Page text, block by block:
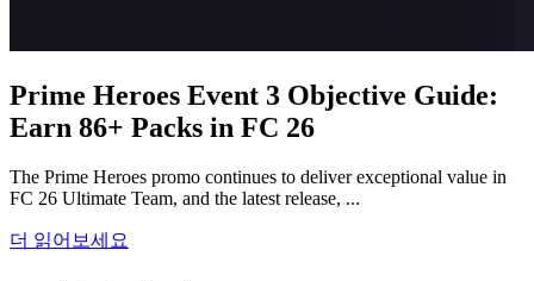
Prime Heroes Event 3 Objective Guide:
Earn 86+ Packs in FC 26
The Prime Heroes promo continues to deliver exceptional value in
FC 26 Ultimate Team, and the latest release, ...
더 읽어보세요